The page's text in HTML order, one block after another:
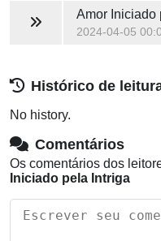
Amor Iniciado
2024-04-05
Histórico de
No history.
Comentários
Os comentários dos
Iniciado pela Intriga